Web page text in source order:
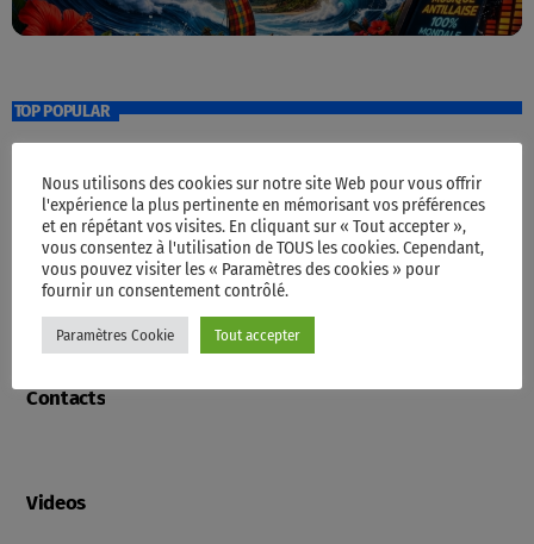
TOP POPULAR
Accueil
Programme
Contacts
Videos
Nous utilisons des cookies sur notre site Web pour vous offrir
l'expérience la plus pertinente en mémorisant vos préférences
et en répétant vos visites. En cliquant sur « Tout accepter »,
vous consentez à l'utilisation de TOUS les cookies. Cependant,
vous pouvez visiter les « Paramètres des cookies » pour
fournir un consentement contrôlé.
Paramètres Cookie Tout accepter